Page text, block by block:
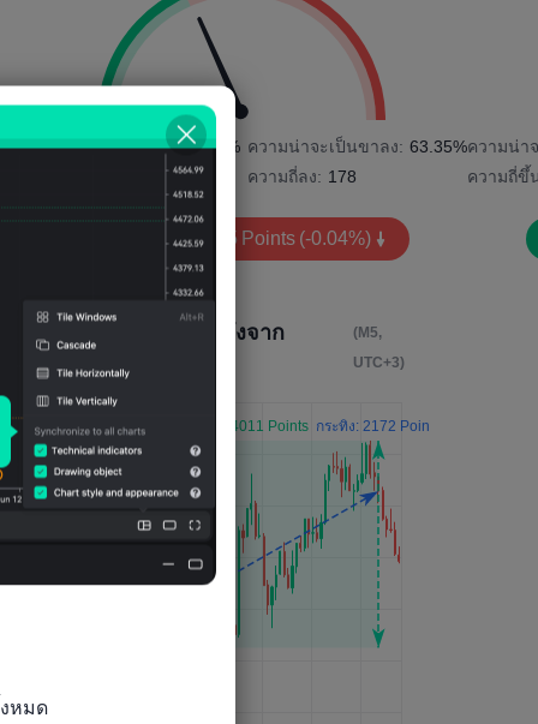
ความน่าจะเป็นขาขึ้น: 36.65% ความน่าจะเป็นขาลง: 63.35%
ความถี่ลง: 178
ความผันผวน: -55 Points (-0.04%)
ความน่า
ความถี่ขึ้
กระทบจาก 4 ชั่วโมงหลังจาก
ตุการณ์
(M5,
UTC+3)
หมด